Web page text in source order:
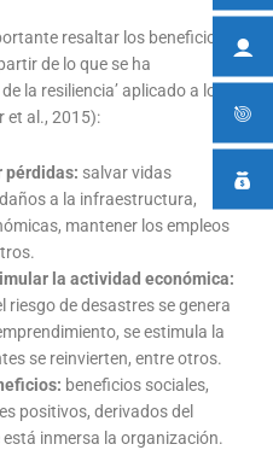
resaltar los beneficios
de lo que se ha
la resiliencia’ aplicado a los
et al., 2015):
pérdidas: salvar vidas
a la infraestructura,
mantener los empleos
la actividad económica:
riesgo de desastres se genera
se estimula la
se reinvierten, entre otros.
beneficios sociales,
positivos, derivados del
inmersa la organización.